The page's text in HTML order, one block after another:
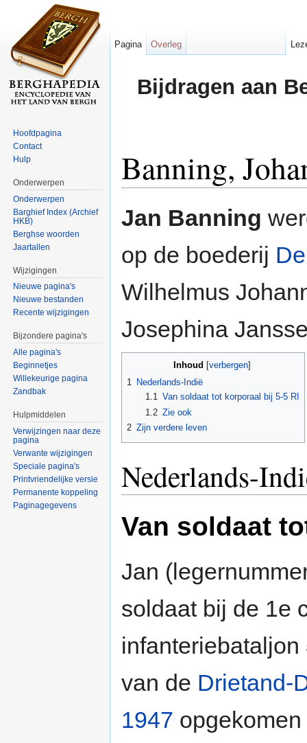
Bijdragen aan
Banning,
Jan Banning
op de boederij
Wilhelmus
Josephina
Inhoud verbergen]
1 Nederlands-Indië
1.1 Van soldaat tot korporaal bij 5-5 RI
1.2 Zie ook
2 Zijn verdere leven
Nederlands-
Van soldaat
Jan
soldaat bij de 1e
infanteriebataljon
van de Drietand-
1947
Pagina Overleg
Hoofdpagina
Contact
Hulp
Onderwerpen
Onderwerpen
Barghief Index (Archief
HKB)
Berghse woorden
Jaartallen
Wijzigingen
Nieuwe pagina's
Nieuwe bestanden
Recente wijzigingen
Bijzondere pagina's
Alle pagina's
Beginnetjes
Willekeurige pagina
Zandbak
Hulpmiddelen
Verwijzingen naar deze
pagina
Verwante wijzigingen
Speciale pagina's
Printvriendelijke versie
Permanente koppeling
Paginagegevens